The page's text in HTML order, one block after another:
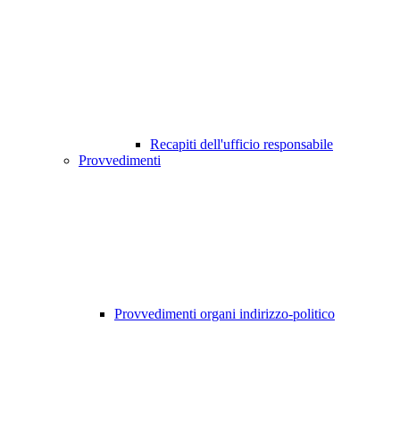
Recapiti dell'ufficio responsabile
Provvedimenti
Provvedimenti organi indirizzo-politico